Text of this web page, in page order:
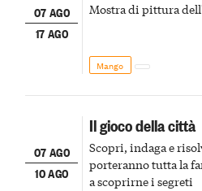
07 AGO
17 AGO
Mostra di pittura
Mango
07 AGO
10 AGO
Il gioco della città
Scopri, indaga e
porteranno tutta la
a scoprirne i segreti